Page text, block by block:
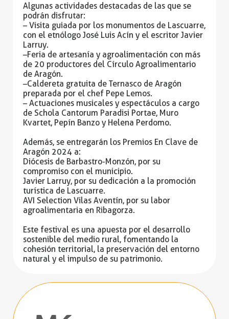
Algunas actividades destacadas de las que se
podrán disfrutar:
– Visita guiada por los monumentos de Lascuarre,
con el etnólogo José Luis Acín y el escritor Javier
Larruy.
–Feria de artesanía y agroalimentación con más
de 20 productores del Círculo Agroalimentario
de Aragón.
–Caldereta gratuita de Ternasco de Aragón
preparada por el chef Pepe Lemos.
– Actuaciones musicales y espectáculos a cargo
de Schola Cantorum Paradisi Portae, Muro
Kvartet, Pepín Banzo y Helena Perdomo.
Además, se entregarán los Premios En Clave de
Aragón 2024 a:
Diócesis de Barbastro-Monzón, por su
compromiso con el municipio.
Javier Larruy, por su dedicación a la promoción
turística de Lascuarre.
AVI Selection Vilas Aventín, por su labor
agroalimentaria en Ribagorza.
Este festival es una apuesta por el desarrollo
sostenible del medio rural, fomentando la
cohesión territorial, la preservación del entorno
natural y el impulso de su patrimonio.